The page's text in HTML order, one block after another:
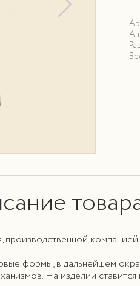
производственной
формы, в дальнейшем
На изделии